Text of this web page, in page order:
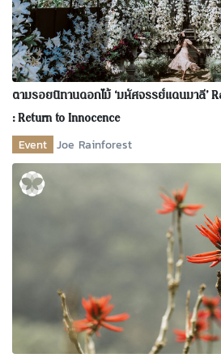
ตามรอยนิทานดอกไม้ ‘มหัศจรรย์แดนมาลี’
: Return to Innocence
Event Joe Rainforest